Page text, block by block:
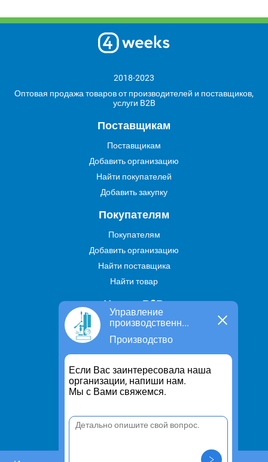
Управление
производственн...
Производство
Если Вас заинтересовала наша
организации, напиши нам.
Мы с Вами свяжемся.
2018-2023
Оптовая продажа товаров от производителей и поставщиков,
услуги B2B
Поставщикам
Поставщикам
Добавить организацию
Найти покупателей
Добавить закупку
Покупателям
Покупателям
Добавить организацию
Найти поставщика
Найти товар
Услуги В2В
Найти услугу
Предложить свою услугу
Дропшиппинг
Транспортные услуги
Информация
Политика конфиденциальности